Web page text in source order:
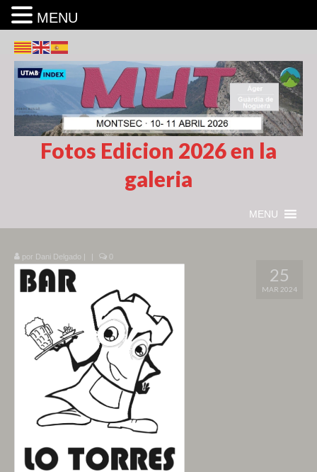
Fotos Edicion 2026 en la
galeria
MENU
25
MAR 2024
por Dani Delgado | | 0
MENU